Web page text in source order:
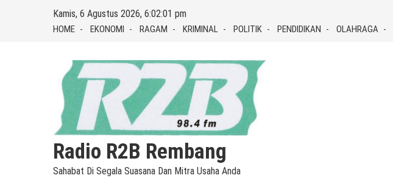
Kamis, 6 Agustus 2026, 6:02:02 pm
HOME EKONOMI RAGAM KRIMINAL POLITIK PENDIDIKAN OLAHRAGA
Radio R2B Rembang
Sahabat Di Segala Suasana Dan Mitra Usaha Anda